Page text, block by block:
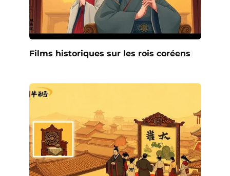
Films historiques sur les rois coréens